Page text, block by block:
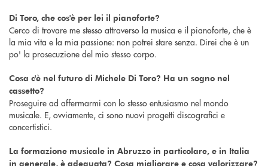
Di Toro, che cos'è per lei il pianoforte?
Cerco di trovare me stesso attraverso la musica e il pianoforte, che è
la mia vita e la mia passione: non potrei stare senza. Direi che è un
po' la prosecuzione del mio stesso corpo.
Cosa c'è nel futuro di Michele Di Toro? Ha un sogno nel
cassetto?
Proseguire ad affermarmi con lo stesso entusiasmo nel mondo
musicale. E, ovviamente, ci sono nuovi progetti discografici e
concertistici.
La formazione musicale in Abruzzo in particolare, e in Italia
in generale, è adeguata? Cosa migliorare e cosa valorizzare?